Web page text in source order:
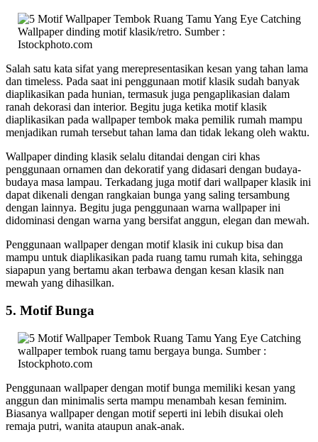
Wallpaper dinding motif klasik/retro. Sumber :
Istockphoto.com
Salah satu kata sifat yang merepresentasikan kesan yang tahan lama
dan timeless. Pada saat ini penggunaan motif klasik sudah banyak
diaplikasikan pada hunian, termasuk juga pengaplikasian dalam
ranah dekorasi dan interior. Begitu juga ketika motif klasik
diaplikasikan pada wallpaper tembok maka pemilik rumah mampu
menjadikan rumah tersebut tahan lama dan tidak lekang oleh waktu.
Wallpaper dinding klasik selalu ditandai dengan ciri khas
penggunaan ornamen dan dekoratif yang didasari dengan budaya-
budaya masa lampau. Terkadang juga motif dari wallpaper klasik ini
dapat dikenali dengan rangkaian bunga yang saling tersambung
dengan lainnya. Begitu juga penggunaan warna wallpaper ini
didominasi dengan warna yang bersifat anggun, elegan dan mewah.
Penggunaan wallpaper dengan motif klasik ini cukup bisa dan
mampu untuk diaplikasikan pada ruang tamu rumah kita, sehingga
siapapun yang bertamu akan terbawa dengan kesan klasik nan
mewah yang dihasilkan.
5. Motif Bunga
wallpaper tembok ruang tamu bergaya bunga. Sumber :
Istockphoto.com
Penggunaan wallpaper dengan motif bunga memiliki kesan yang
anggun dan minimalis serta mampu menambah kesan feminim.
Biasanya wallpaper dengan motif seperti ini lebih disukai oleh
remaja putri, wanita ataupun anak-anak.